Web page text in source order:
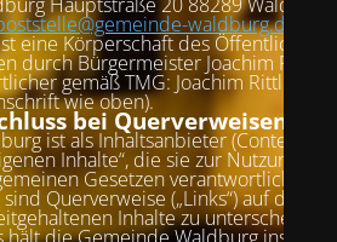
waldburg.de
eine Körperschaft des Öffentlichen
durch Bürgermeister Joachim Rittler.
gemäß TMG: Joachim Rittler
wie oben).
bei Querverweisen
ist als Inhaltsanbieter (Content
Inhalte“, die sie zur Nutzung
Gesetzen verantwortlich. Von
Querverweise („Links“) auf die von
Inhalte zu unterscheiden.